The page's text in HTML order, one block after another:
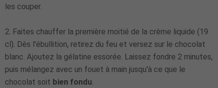
les couper.
2. Faites chauffer la première moitié de la crème liquide (19
cl). Dès l'ébullition, retirez du feu et versez sur le chocolat
blanc. Ajoutez la gélatine essorée. Laissez fondre 2 minutes,
puis mélangez avec un fouet à main jusqu'à ce que le
chocolat soit bien fondu.